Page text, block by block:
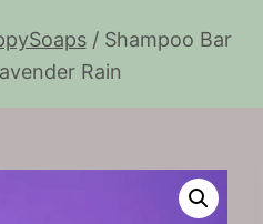
/ Shampoo Bar
Rain